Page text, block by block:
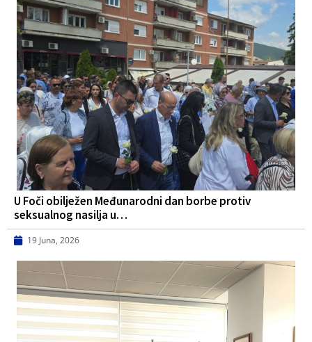
U Foči obilježen Međunarodni dan borbe protiv
seksualnog nasilja u…
19 Juna, 2026